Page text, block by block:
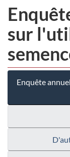
sur
Enquête